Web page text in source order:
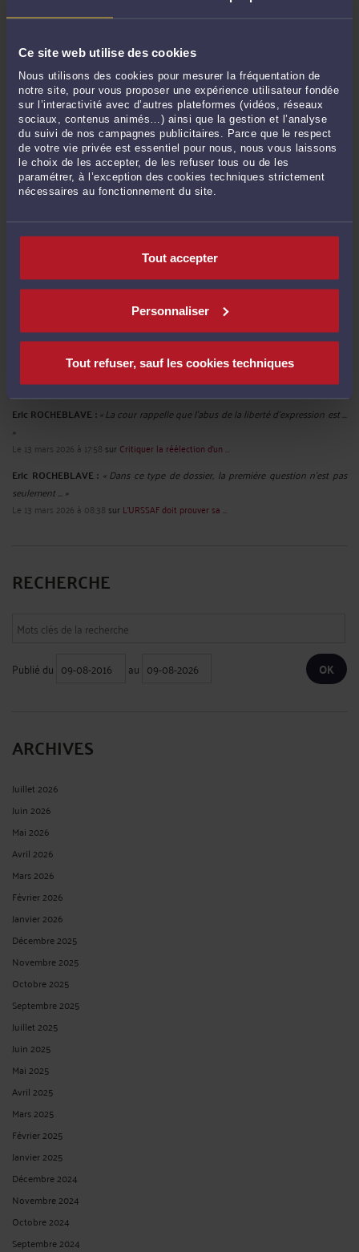
Ce site web utilise des cookies
Nous utilisons des cookies pour mesurer la fréquentation de
notre site, pour vous proposer une expérience utilisateur fondée
sur l’interactivité avec d’autres plateformes (vidéos, réseaux
sociaux, contenus animés…) ainsi que la gestion et l’analyse
du suivi de nos campagnes publicitaires. Parce que le respect
de votre vie privée est essentiel pour nous, nous vous laissons
le choix de les accepter, de les refuser tous ou de les
paramétrer, à l’exception des cookies techniques strictement
nécessaires au fonctionnement du site.
Tout accepter
Personnaliser
Tout refuser, sauf les cookies techniques
L'URSSAF réclame le redressement judiciaire d'une entreprise sur un passif
2026 à 14:48
Voir toutes ses publications
Derniers commentaires
PATOCHE63 :« Excellente analyse et je vous en remercie. »
L'URSSAF lui réclame trois ...
JEANDERÉ : « Dans une affaire similaire, me concernant personnellement,
Le 13 mars 2026 à 23:56surL’URSSAF peut saisir votre ...
Eric ROCHEBLAVE : « La cour rappelle que l'abus de la liberté d'expression est ...
»
Le 13 mars 2026 à 17:58 sur Critiquer la réélection d’un ...
Eric ROCHEBLAVE : « Dans ce type de dossier, la première question n’est pas
seulement ... »
Le 13 mars 2026 à 08:38 sur L’URSSAF doit prouver sa ...
RECHERCHE
Publié du au
ARCHIVES
Juillet 2026
Juin 2026
Mai 2026
Avril 2026
Mars 2026
Février 2026
Janvier 2026
Décembre 2025
Novembre 2025
Octobre 2025
Septembre 2025
Juillet 2025
Juin 2025
Mai 2025
Avril 2025
Mars 2025
Février 2025
Janvier 2025
Décembre 2024
Novembre 2024
Octobre 2024
Septembre 2024